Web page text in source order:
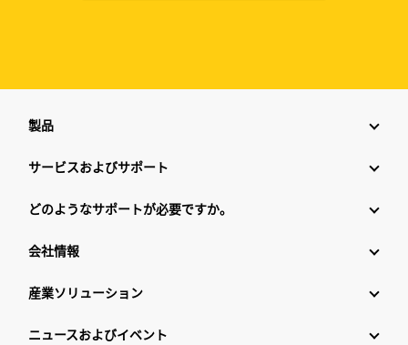
製品
サービスおよびサポート
どのようなサポートが必要ですか。
会社情報
産業ソリューション
ニュースおよびイベント